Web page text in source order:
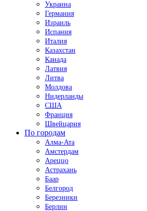
Украина
Германия
Израиль
Испания
Италия
Казахстан
Канада
Латвия
Литва
Молдова
Нидерланды
США
Франция
Швейцария
По городам
Алма-Ата
Амстердам
Ареццо
Астрахань
Баар
Белгород
Березники
Берлин